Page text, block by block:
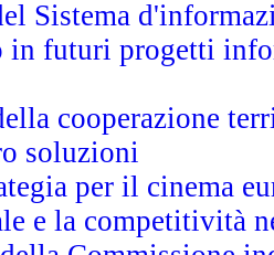
Sistema
in futuri progetti
cooperazione
soluzioni
per il cinema
e la competitività